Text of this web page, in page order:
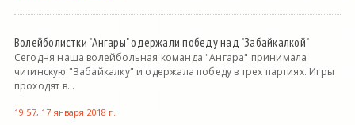
Волейболистки "Ангары" одержали победу над "Забайкалкой"
Сегодня наша волейбольная команда "Ангара" принимала
читинскую "Забайкалку" и одержала победу в трех партиях. Игры
проходят в...
19:57, 17 января 2018 г.